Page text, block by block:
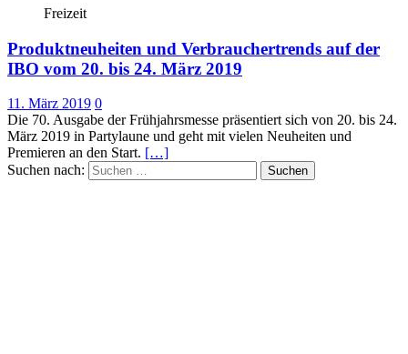
Freizeit
Produktneuheiten und Verbrauchertrends auf der
IBO vom 20. bis 24. März 2019
11. März 2019 0
Die 70. Ausgabe der Frühjahrsmesse präsentiert sich von 20. bis 24.
März 2019 in Partylaune und geht mit vielen Neuheiten und
Premieren an den Start. […]
Suchen nach: